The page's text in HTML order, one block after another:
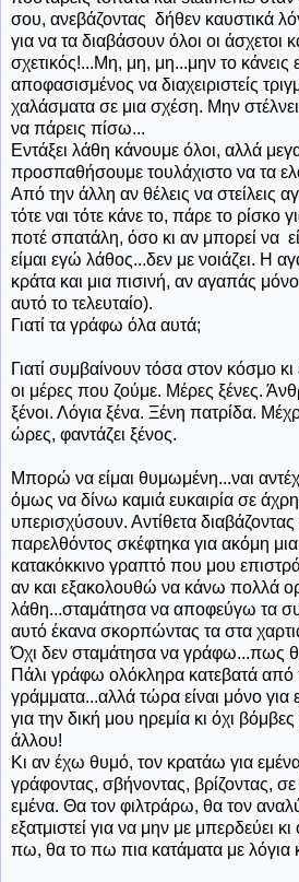
σου, ανεβάζοντας δήθεν καυστικά
για να τα διαβάσουν όλοι οι άσχετοι
σχετικός!...Μη, μη, μη...μην το κάνεις
αποφασισμένος να διαχειριστείς
χαλάσματα σε μια σχέση. Μην
να πάρεις πίσω...
Εντάξει λάθη κάνουμε όλοι, αλλά
προσπαθήσουμε τουλάχιστο να τα
Από την άλλη αν θέλεις να στείλεις
τότε ναι τότε κάνε το, πάρε το ρίσκο
ποτέ σπατάλη, όσο κι αν μπορεί να
είμαι εγώ λάθος...δεν με νοιάζει. Η
κράτα και μια πισινή, αν αγαπάς
αυτό το τελευταίο).
Γιατί τα γράφω όλα αυτά;
Γιατί συμβαίνουν τόσα στον κόσμο κι
οι μέρες που ζούμε. Μέρες ξένες.
ξένοι. Λόγια ξένα. Ξένη πατρίδα.
ώρες, φαντάζει ξένος.
Μπορώ να είμαι θυμωμένη...ναι
όμως να δίνω καμιά ευκαιρία σε
υπερισχύσουν. Αντίθετα
παρελθόντος σκέφτηκα για ακόμη
κατακόκκινο γραπτό που μου
αν και εξακολουθώ να κάνω πολλά
λάθη...σταμάτησα να αποφεύγω τα
αυτό έκανα σκορπώντας τα στα
Όχι δεν σταμάτησα να γράφω...πως
Πάλι γράφω ολόκληρα κατεβατά από
γράμματα...αλλά τώρα είναι μόνο για
για την δική μου ηρεμία κι όχι
άλλου!
Κι αν έχω θυμό, τον κρατάω για
γράφοντας, σβήνοντας, βρίζοντας,
εμένα. Θα τον φιλτράρω, θα τον
εξατμιστεί για να μην με μπερδεύει
πω, θα το πω πια κατάματα με λόγια